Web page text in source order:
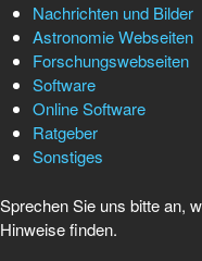
Nachrichten und Bilder
Astronomie Webseiten
Forschungswebseiten
Software
Online Software
Ratgeber
Sonstiges
Sprechen Sie uns bitte an,
Hinweise finden.